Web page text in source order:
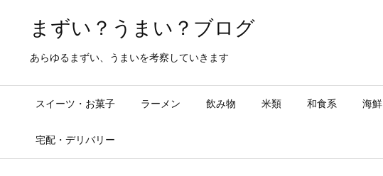
まずい？うまい？ブログ
あらゆるまずい、うまいを考察していきます
スイーツ・お菓子 ラーメン 飲み物 米類 和食系 海鮮
宅配・デリバリー